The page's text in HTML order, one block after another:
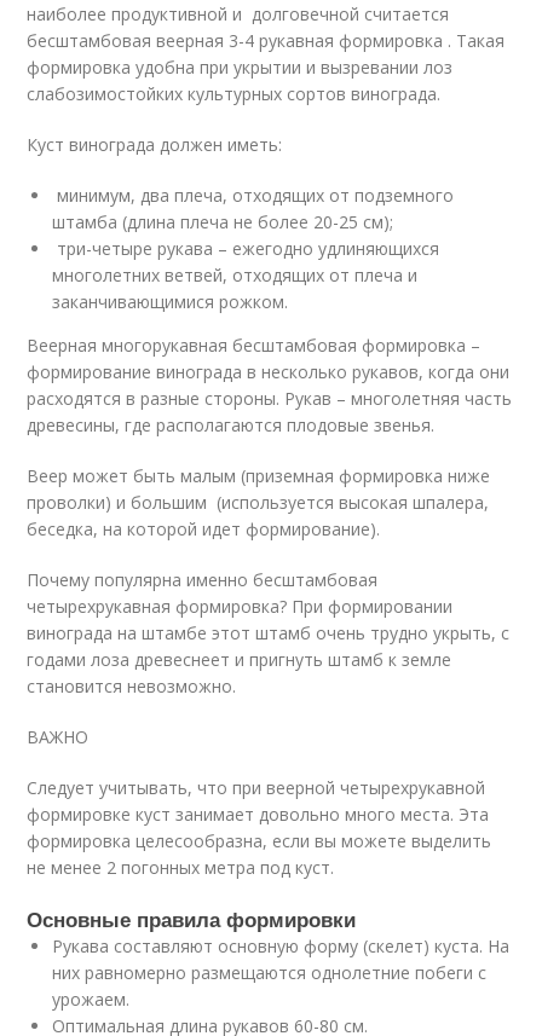
наиболее продуктивной и долговечной считается
бесштамбовая веерная 3-4 рукавная формировка . Такая
формировка удобна при укрытии и вызревании лоз
слабозимостойких культурных сортов винограда.
Куст винограда должен иметь:
минимум, два плеча, отходящих от подземного
штамба (длина плеча не более 20-25 см);
три-четыре рукава – ежегодно удлиняющихся
многолетних ветвей, отходящих от плеча и
заканчивающимися рожком.
Веерная многорукавная бесштамбовая формировка –
формирование винограда в несколько рукавов, когда они
расходятся в разные стороны. Рукав – многолетняя часть
древесины, где располагаются плодовые звенья.
Веер может быть малым (приземная формировка ниже
проволки) и большим (используется высокая шпалера,
беседка, на которой идет формирование).
Почему популярна именно бесштамбовая
четырехрукавная формировка? При формировании
винограда на штамбе этот штамб очень трудно укрыть, с
годами лоза древеснеет и пригнуть штамб к земле
становится невозможно.
ВАЖНО
Следует учитывать, что при веерной четырехрукавной
формировке куст занимает довольно много места. Эта
формировка целесообразна, если вы можете выделить
не менее 2 погонных метра под куст.
Основные правила формировки
Рукава составляют основную форму (скелет) куста. На
них равномерно размещаются однолетние побеги с
урожаем.
Оптимальная длина рукавов 60-80 см.